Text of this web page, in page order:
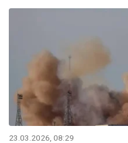
23.03.2026, 08:29